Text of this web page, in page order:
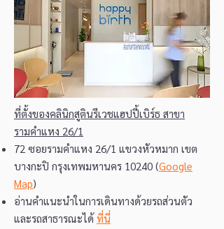
ที่ตั้งของคลินิกสูตินรีเวชแฮปปี้เบิร์ธ สาขา
รามคำแหง 26/1
72 ซอยรามคำแหง 26/1 แขวงหัวหมาก เขต
บางกะปิ กรุงเทพมหานคร 10240 (Google
Map)
อ่านคำแนะนำในการเดินทางด้วยรถส่วนตัว
และรถสาธารณะได้ที่นี่